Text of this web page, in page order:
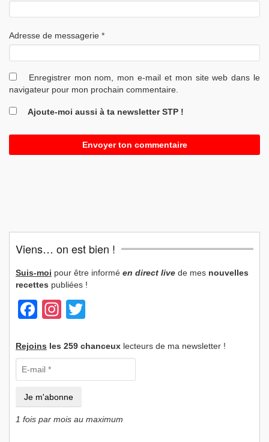
Adresse de messagerie *
Enregistrer mon nom, mon e-mail et mon site web dans le
navigateur pour mon prochain commentaire.
Ajoute-moi aussi à ta newsletter STP !
Viens… on est bien !
Suis-moi pour être informé en direct live de mes nouvelles
recettes publiées !
Facebook
Instagram
Rejoins les 259 chanceux lecteurs de ma newsletter !
1 fois par mois au maximum